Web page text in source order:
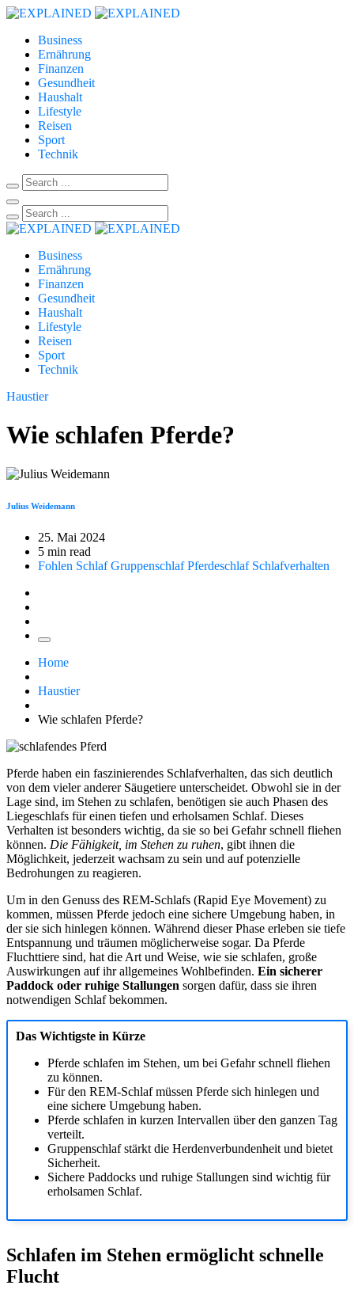
Business
Ernährung
Finanzen
Gesundheit
Haushalt
Lifestyle
Reisen
Sport
Technik
Business
Ernährung
Finanzen
Gesundheit
Haushalt
Lifestyle
Reisen
Sport
Technik
Haustier
Wie schlafen Pferde?
Julius Weidemann
25. Mai 2024
5 min read
Fohlen Schlaf Gruppenschlaf Pferdeschlaf Schlafverhalten
Home
Haustier
Wie schlafen Pferde?
Pferde haben ein faszinierendes Schlafverhalten, das sich deutlich
von dem vieler anderer Säugetiere unterscheidet. Obwohl sie in der
Lage sind, im Stehen zu schlafen, benötigen sie auch Phasen des
Liegeschlafs für einen tiefen und erholsamen Schlaf. Dieses
Verhalten ist besonders wichtig, da sie so bei Gefahr schnell fliehen
können. Die Fähigkeit, im Stehen zu ruhen, gibt ihnen die
Möglichkeit, jederzeit wachsam zu sein und auf potenzielle
Bedrohungen zu reagieren.
Um in den Genuss des REM-Schlafs (Rapid Eye Movement) zu
kommen, müssen Pferde jedoch eine sichere Umgebung haben, in
der sie sich hinlegen können. Während dieser Phase erleben sie tiefe
Entspannung und träumen möglicherweise sogar. Da Pferde
Fluchttiere sind, hat die Art und Weise, wie sie schlafen, große
Auswirkungen auf ihr allgemeines Wohlbefinden. Ein sicherer
Paddock oder ruhige Stallungen sorgen dafür, dass sie ihren
notwendigen Schlaf bekommen.
Das Wichtigste in Kürze
Pferde schlafen im Stehen, um bei Gefahr schnell fliehen
zu können.
Für den REM-Schlaf müssen Pferde sich hinlegen und
eine sichere Umgebung haben.
Pferde schlafen in kurzen Intervallen über den ganzen Tag
verteilt.
Gruppenschlaf stärkt die Herdenverbundenheit und bietet
Sicherheit.
Sichere Paddocks und ruhige Stallungen sind wichtig für
erholsamen Schlaf.
Schlafen im Stehen ermöglicht schnelle
Flucht